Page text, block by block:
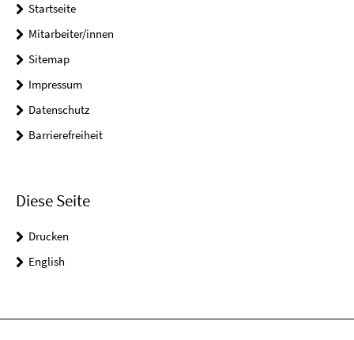
Startseite
Mitarbeiter/innen
Sitemap
Impressum
Datenschutz
Barrierefreiheit
Diese Seite
Drucken
English